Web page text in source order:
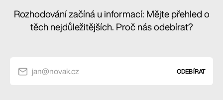
Rozhodování začíná u informací: Mějte přehled o
těch nejdůležitějších. Proč nás odebírat?
jan@novak.cz ODEBÍRAT